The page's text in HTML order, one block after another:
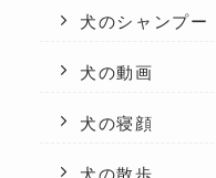
犬のシャンプー
犬の動画
犬の寝顔